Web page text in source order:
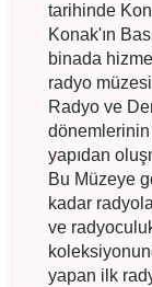
tarihinde
Konak'ın
binada
radyo
Radyo ve
dönemlerinin
yapıdan
Bu Müzeye
kadar
ve
yapan ilk